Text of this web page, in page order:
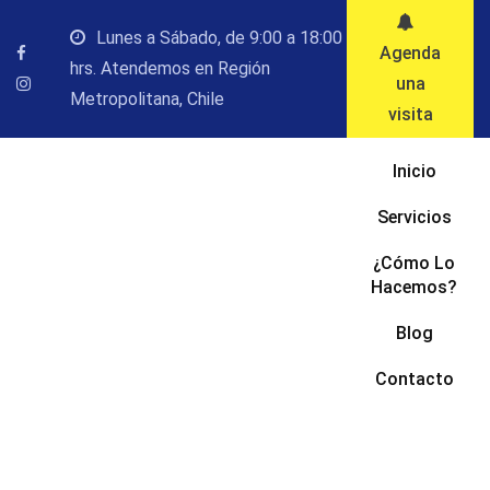
contenido
Lunes a Sábado, de 9:00 a 18:00
hrs. Atendemos en Región
Metropolitana, Chile
Agenda
una
visita
Inicio
Servicios
¿Cómo Lo
Hacemos?
Blog
Contacto